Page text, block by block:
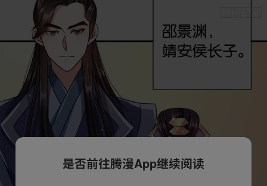
是否前往腾漫App继续阅读